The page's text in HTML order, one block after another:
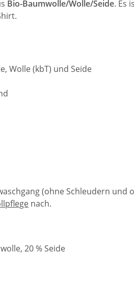
Bio-Baumwolle/Wolle/Seide. Es
Wolle (kbT) und Seide
(ohne Schleudern
nach.
20 % Seide